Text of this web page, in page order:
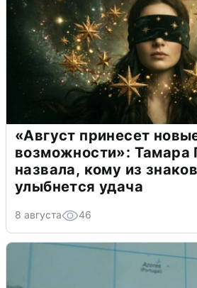
«Август принесет
возможности»: Тамара
назвала, кому из
улыбнется удача
8 августа 46